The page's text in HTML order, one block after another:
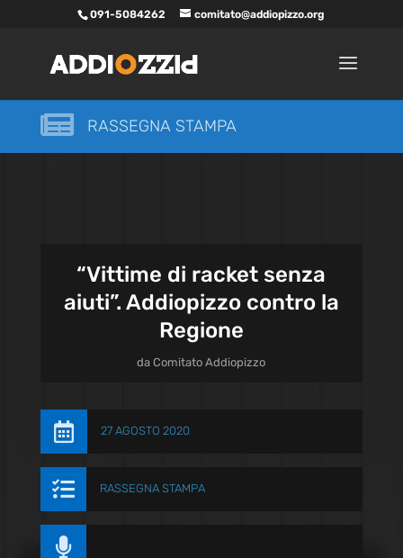
091-5084262 comitato@addiopizzo.org
 RASSEGNA STAMPA
“Vittime di racket senza
aiuti”. Addiopizzo contro la
Regione
daComitato Addiopizzo
 27 AGOSTO 2020
 RASSEGNA STAMPA
